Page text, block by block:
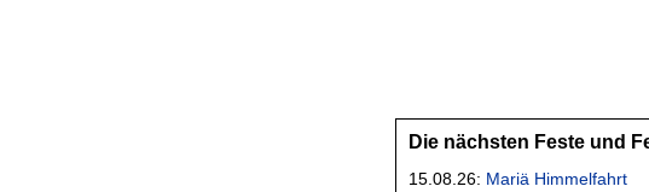
Die nächsten Feste und
15.08.26: Mariä Himmelfahrt